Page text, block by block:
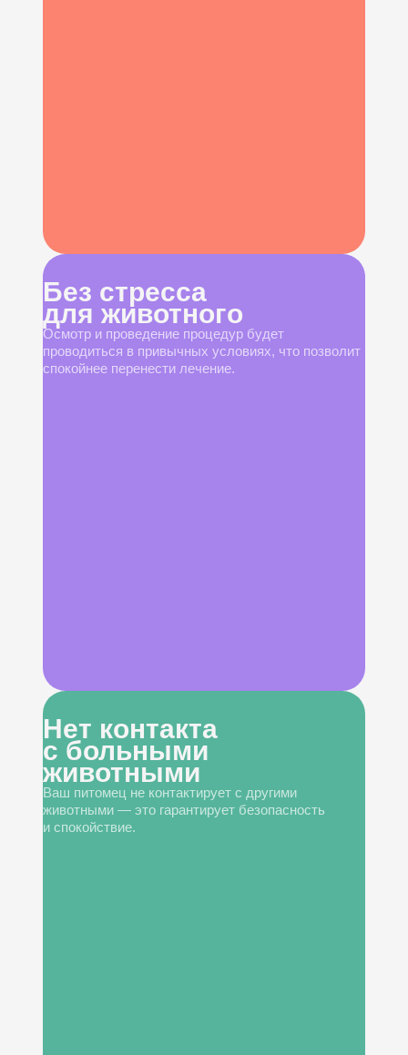
Без стресса
для животного
Осмотр и проведение процедур будет
проводиться в привычных условиях, что позволит
спокойнее перенести лечение.
Нет контакта
с больными
животными
Ваш питомец не контактирует с другими
животными — это гарантирует безопасность
и спокойствие.